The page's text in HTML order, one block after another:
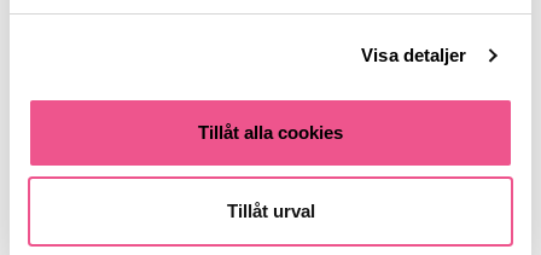
Visa detaljer
Tillåt alla cookies
Tillåt urval
Revlon Color Excel Gloss 8.13 Revlon Color Excel Gloss 9.11